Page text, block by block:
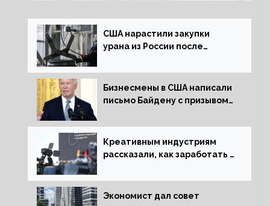
США нарастили закупки
урана из России после
Бизнесмены в США написали
письмо Байдену с призывом
Креативным индустриям
рассказали, как заработать 2
экономики
Экономист дал совет